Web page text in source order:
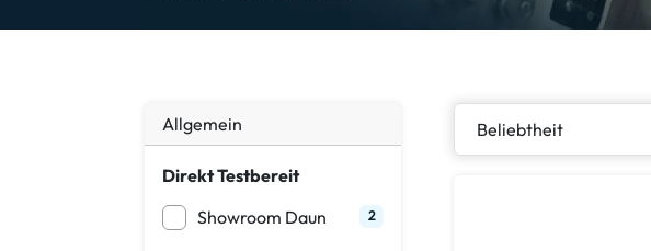
Allgemein
Direkt Testbereit
Showroom Daun
2